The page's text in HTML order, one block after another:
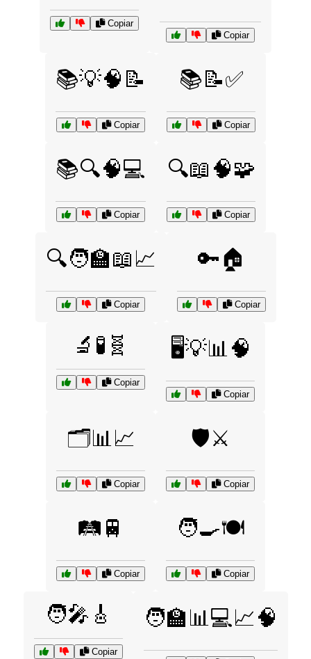
Copiar
Copiar
📚💡🧠📝
Copiar
📚📝✅
Copiar
📚🔍🧠💻
Copiar
🔍📖🧠🧩
Copiar
🔍🧑‍🏫📖📈
Copiar
🔑🏠
Copiar
🔬🧪🧬
Copiar
🖥️💡📊🧠
Copiar
🗂️📊📈
Copiar
🛡️⚔️
Copiar
🛤️🚆
Copiar
🧑‍🍳🍽️
Copiar
🧑‍🎤🎸
Copiar
🧑‍🏫📊💻📈🧠